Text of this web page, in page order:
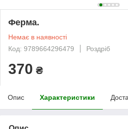
Ферма.
Немає в наявності
Код: 9789664296479
Роздріб
370 ₴
Опис Характеристики